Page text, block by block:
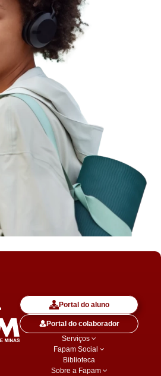
Portal do aluno
Portal do colaborador
Serviços
Fapam Social
Biblioteca
Sobre a Fapam